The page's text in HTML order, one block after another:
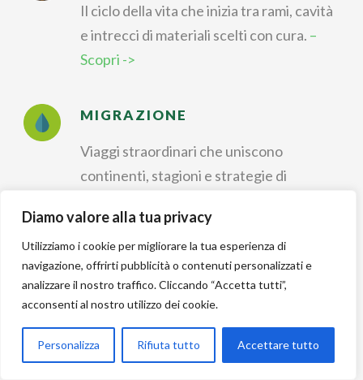
Diamo valore alla tua privacy
Utilizziamo i cookie per migliorare la tua esperienza di
navigazione, offrirti pubblicità o contenuti personalizzati e
analizzare il nostro traffico. Cliccando “Accetta tutti”,
acconsenti al nostro utilizzo dei cookie.
Personalizza Rifiuta tutto Accettare tutto
Il ciclo della vita che inizia tra rami, cavità
e intrecci di materiali scelti con cura. –
Scopri ->
MIGRAZIONE
Viaggi straordinari che uniscono
continenti, stagioni e strategie di
IDENTIFICAZIONE
Riconoscere forme, colori e canti per
incontro nella natura.
– Scopri ->